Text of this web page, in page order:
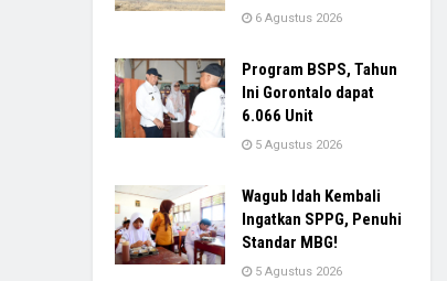
6 Agustus 2026
Program BSPS, Tahun
Ini Gorontalo dapat
6.066 Unit
5 Agustus 2026
Wagub Idah Kembali
Ingatkan SPPG, Penuhi
Standar MBG!
5 Agustus 2026